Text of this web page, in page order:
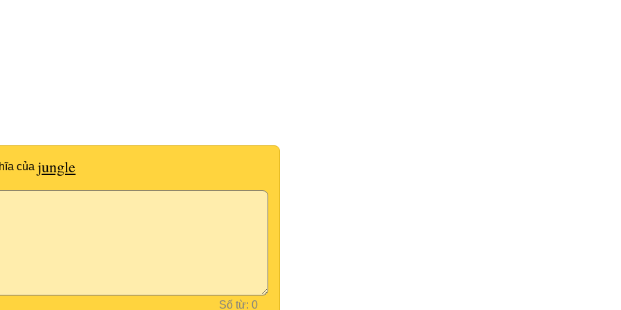
của jungle
Số từ: